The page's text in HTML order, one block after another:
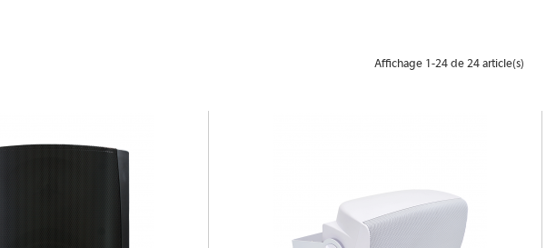
Affichage 1-24 de 24 article(s)